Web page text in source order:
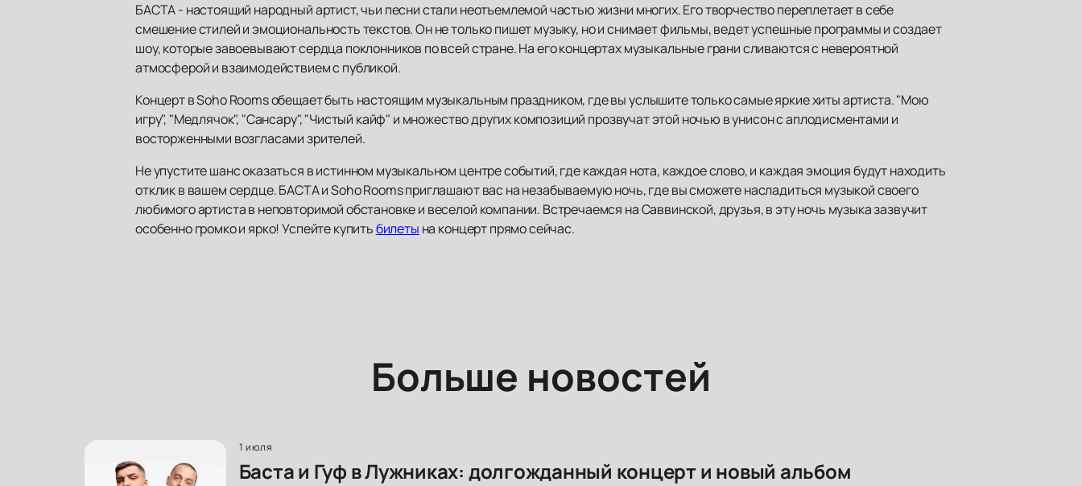
БАСТА - настоящий народный артист, чьи песни стали неотъемлемой частью жизни многих. Его творчество переплетает в себе
смешение стилей и эмоциональность текстов. Он не только пишет музыку, но и снимает фильмы, ведет успешные программы и создает
шоу, которые завоевывают сердца поклонников по всей стране. На его концертах музыкальные грани сливаются с невероятной
атмосферой и взаимодействием с публикой.
Концерт в Soho Rooms обещает быть настоящим музыкальным праздником, где вы услышите только самые яркие хиты артиста. "Мою
игру", "Медлячок", "Сансару", "Чистый кайф" и множество других композиций прозвучат этой ночью в унисон с аплодисментами и
восторженными возгласами зрителей.
Не упустите шанс оказаться в истинном музыкальном центре событий, где каждая нота, каждое слово, и каждая эмоция будут находить
отклик в вашем сердце. БАСТА и Soho Rooms приглашают вас на незабываемую ночь, где вы сможете насладиться музыкой своего
любимого артиста в неповторимой обстановке и веселой компании. Встречаемся на Саввинской, друзья, в эту ночь музыка зазвучит
особенно громко и ярко! Успейте купитьбилеты на концерт прямо сейчас.
Больше новостей
1 июля
Баста и Гуф в Лужниках: долгожданный концерт и новый альбом